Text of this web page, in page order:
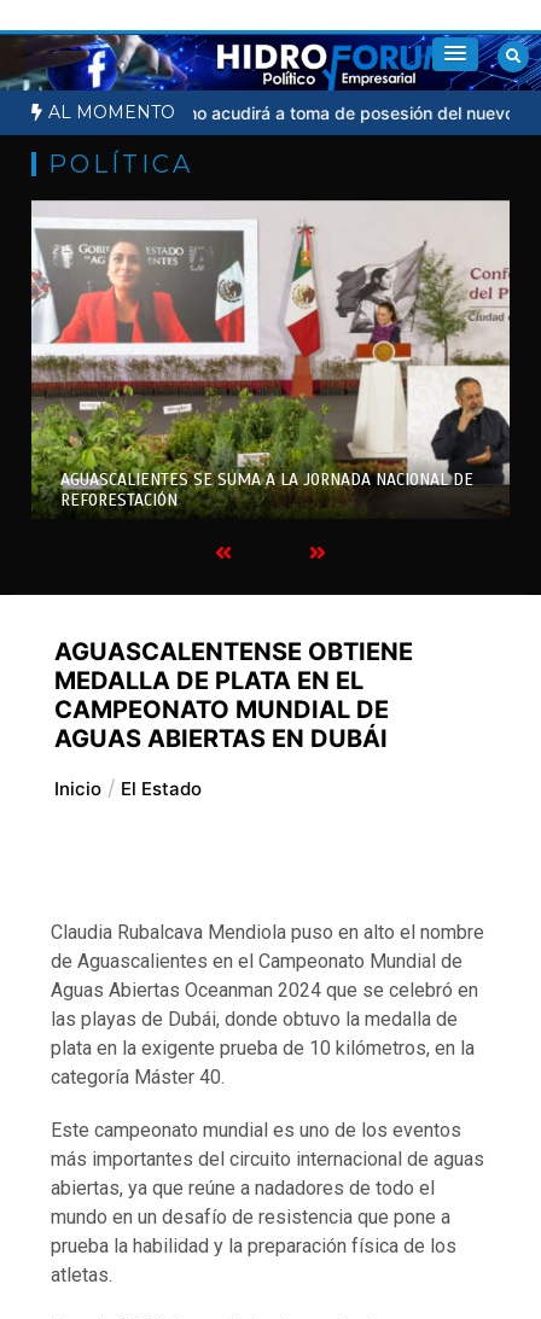
al
contenido
AL MOMENTO
Sheinbaum no acudirá a toma de posesión del nuevo
POLÍTICA
AGUASCALIENTES SE SUMA A LA JORNADA NACIONAL DE
REFORESTACIÓN
AGUASCALENTENSE OBTIENE
MEDALLA DE PLATA EN EL
CAMPEONATO MUNDIAL DE
AGUAS ABIERTAS EN DUBÁI
Inicio El Estado
Claudia Rubalcava Mendiola puso en alto el nombre
de Aguascalientes en el Campeonato Mundial de
Aguas Abiertas Oceanman 2024 que se celebró en
las playas de Dubái, donde obtuvo la medalla de
plata en la exigente prueba de 10 kilómetros, en la
categoría Máster 40.
Este campeonato mundial es uno de los eventos
más importantes del circuito internacional de aguas
abiertas, ya que reúne a nadadores de todo el
mundo en un desafío de resistencia que pone a
prueba la habilidad y la preparación física de los
atletas.